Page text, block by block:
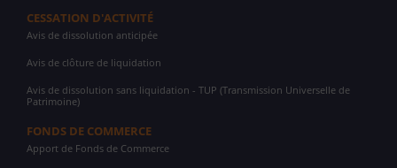
CESSATION D'ACTIVITÉ
Avis de dissolution anticipée
Avis de clôture de liquidation
Avis de dissolution sans liquidation - TUP (Transmission Universelle de
Patrimoine)
FONDS DE COMMERCE
Apport de Fonds de Commerce